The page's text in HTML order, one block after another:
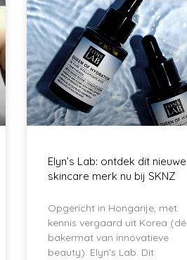
Elyn’s Lab: ontdek dit nieuwe
skincare merk nu bij SKNZ
Opgericht in Hongarije, met
kennis vergaard uit Korea (dé
bakermat van innovatieve
beauty): Elyn’s Lab. Dit